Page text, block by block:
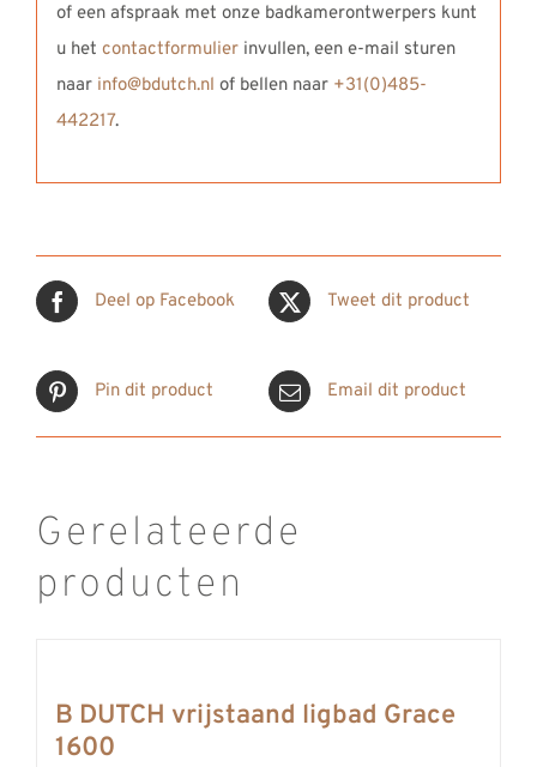
of een afspraak met onze badkamerontwerpers kunt
u het contactformulierinvullen, een e-mail sturen
naar info@bdutch.nl of bellen naar +31(0)485-
442217.
Deel op Facebook Tweet dit product
Pin dit product Email dit product
Gerelateerde
producten
B DUTCH vrijstaand ligbad Grace
1600